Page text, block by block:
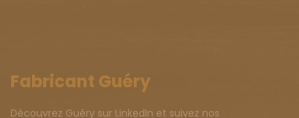
Fabricant Guéry
Découvrez Guéry sur LinkedIn et suivez nos